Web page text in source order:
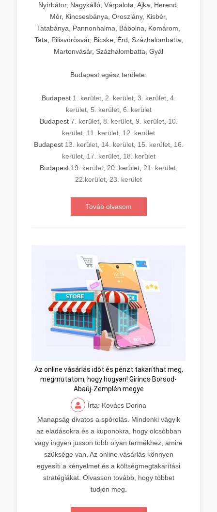
Nyírbátor, Nagykálló, Várpalota, Ajka, Herend,
Mór, Kincsesbánya, Oroszlány, Kisbér,
Tatabánya, Pannonhalma, Bábolna, Komárom,
Tata, Pilisvörösvár, Bicske, Érd, Százhalombatta,
Martonvásár, Százhalombatta, Gyál
Budapest egész területe:
Budapest 1. kerület, 2. kerület, 3. kerület, 4.
kerület, 5. kerület, 6. kerület
Budapest 7. kerület, 8. kerület, 9. kerület, 10.
kerület 11. kerület 12. kerület
Budapest 13. kerület, 14. kerület, 15. kerület, 16.
kerület, 17. kerület, 18. kerület
Budapest 19. kerület, 20. kerület, 21. kerület,
22.kerület 23. kerület
Továb olvasom
Az online vásárlás időt és pénzt takaríthat meg,
megmutatom, hogy hogyan! Girincs Borsod-
Abaúj-Zemplén megye
Írta: Kovács Dorina
Manapság divatos a spórolás. Mindenki vágyik
az eladásokra és a kuponokra, hogy olcsóbban
vagy ingyen jusson több olyan termékhez, amire
szüksége van. Az online vásárlás könnyen
egyesíti a kényelmet és a költségmegtakarítási
stratégiákat. Olvasson tovább, hogy többet
tudjon meg.